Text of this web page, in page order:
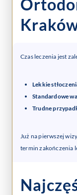
Czas leczenia jest
Lekkie
Standardowe
Trudne
Już na pierwszej
termin zakończenia